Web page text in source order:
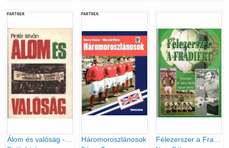
PARTNER
Álom és valóság - A magyarok és a mexikói világbajnokság
PARTNER
Háromoroszlánosok Félezerszer a Fradiért (Hatvanan dr. Géczi István hatvan évéről)